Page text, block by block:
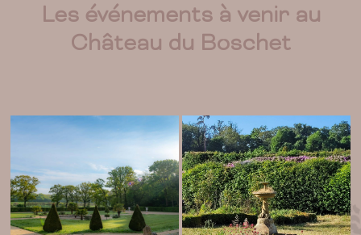
Les événements à venir au
Château du Boschet